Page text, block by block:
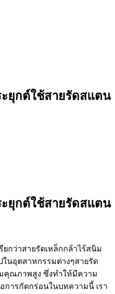
ยุกต์ใช้สายรัดสแตน
ยุกต์ใช้สายรัดสแตน
กว่าสายรัดเหล็กกล้าไร้สนิม
นอุตสาหกรรมต่างๆสายรัด
คุณภาพสูง ซึ่งทำให้มีความ
ารกัดกร่อนในบทความนี้ เรา